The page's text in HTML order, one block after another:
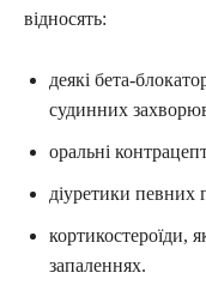
відносять:
деякі бета-
судинних
оральні
діуретики певних
кортикостероїди,
запаленнях.